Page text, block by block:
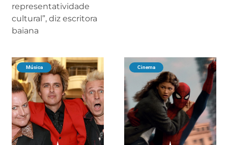
representatividade
cultural”, diz escritora
baiana
Música Cinema